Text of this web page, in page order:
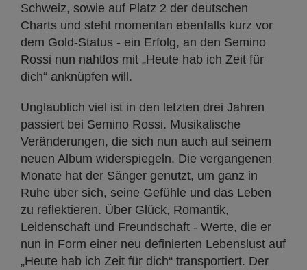
Schweiz, sowie auf Platz 2 der deutschen
Charts und steht momentan ebenfalls kurz vor
dem Gold-Status - ein Erfolg, an den Semino
Rossi nun nahtlos mit „Heute hab ich Zeit für
dich“ anknüpfen will.
Unglaublich viel ist in den letzten drei Jahren
passiert bei Semino Rossi. Musikalische
Veränderungen, die sich nun auch auf seinem
neuen Album widerspiegeln. Die vergangenen
Monate hat der Sänger genutzt, um ganz in
Ruhe über sich, seine Gefühle und das Leben
zu reflektieren. Über Glück, Romantik,
Leidenschaft und Freundschaft - Werte, die er
nun in Form einer neu definierten Lebenslust auf
„Heute hab ich Zeit für dich“ transportiert. Der